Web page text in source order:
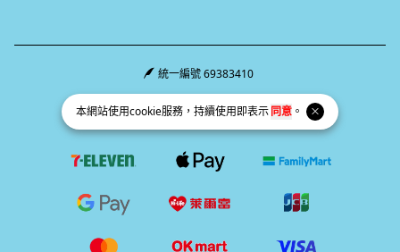
本網站使用cookie服務，持續使用即表示同意 。
統一編號 69383410
Facebook pageInstagram page
Line page